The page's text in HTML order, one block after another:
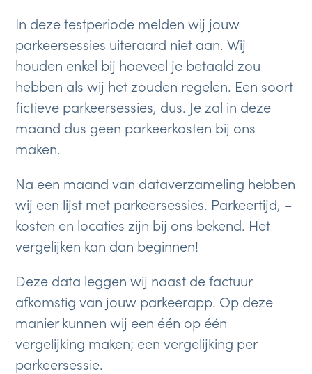
In deze testperiode melden wij jouw
parkeersessies uiteraard niet aan. Wij
houden enkel bij hoeveel je betaald zou
hebben als wij het zouden regelen. Een soort
fictieve parkeersessies, dus. Je zal in deze
maand dus geen parkeerkosten bij ons
maken.
Na een maand van dataverzameling hebben
wij een lijst met parkeersessies. Parkeertijd, –
kosten en locaties zijn bij ons bekend. Het
vergelijken kan dan beginnen!
Deze data leggen wij naast de factuur
afkomstig van jouw parkeerapp. Op deze
manier kunnen wij een één op één
vergelijking maken; een vergelijking per
parkeersessie.